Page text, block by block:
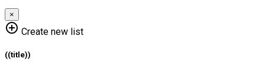
×
add_circle_outline Create new list
((title))